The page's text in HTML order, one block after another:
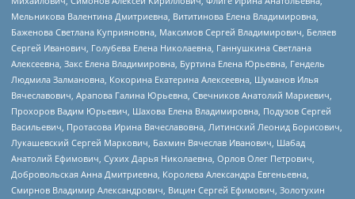
Мельникова Валентина Дмитриевна, Вититинова Елена Владимировна,
Баженова Светлана Куприяновна, Максимов Сергей Владимирович, Беляев
Сергей Иванович, Голубева Елена Николаевна, Ганнушкина Светлана
Алексеевна, Закс Елена Владимировна, Буртина Елена Юрьевна, Гендель
Людмила Залмановна, Кокорина Екатерина Алексеевна, Шуманов Илья
Вячеславович, Арапова Галина Юрьевна, Свечников Анатолий Мариевич,
Прохоров Вадим Юрьевич, Шахова Елена Владимировна, Подузов Сергей
Васильевич, Протасова Ирина Вячеславовна, Литинский Леонид Борисович,
Лукашевский Сергей Маркович, Бахмин Вячеслав Иванович, Шабад
Анатолий Ефимович, Сухих Дарья Николаевна, Орлов Олег Петрович,
Добровольская Анна Дмитриевна, Королева Александра Евгеньевна,
Смирнов Владимир Александрович, Вицин Сергей Ефимович, Золотухин